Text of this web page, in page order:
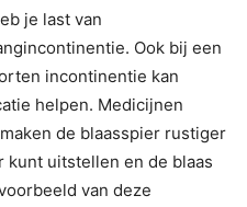
je last van
Ook bij een
incontinentie kan
helpen. Medicijnen
de blaasspier rustiger
kunt uitstellen en de blaas
van deze